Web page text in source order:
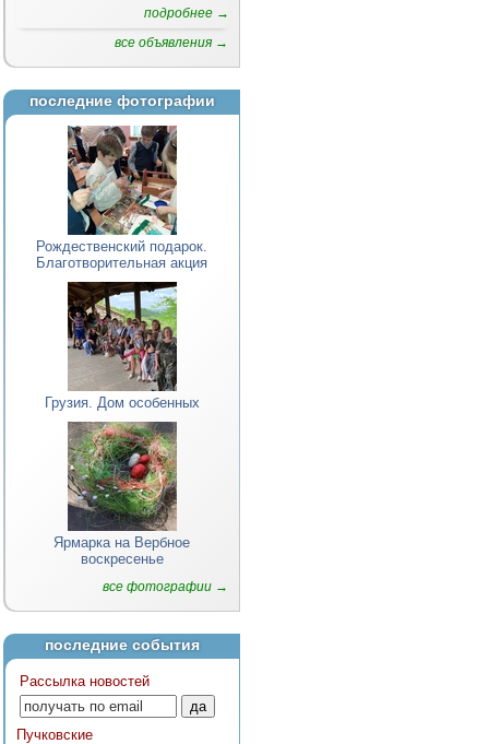
подробнее →
все объявления →
последние фотографии
Рождественский подарок.
Благотворительная акция
Грузия. Дом особенных
Ярмарка на Вербное
воскресенье
все фотографии →
последние события
Рассылка новостей
Пучковские